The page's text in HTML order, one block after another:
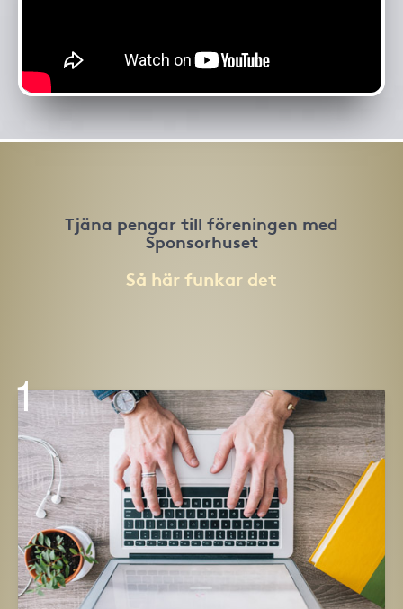
Tjäna pengar till föreningen med
Sponsorhuset
Så här funkar det
1